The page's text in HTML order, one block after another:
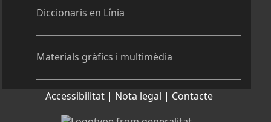
Diccionaris en Línia
Materials gràfics i multimèdia
Accessibilitat | Nota legal | Contacte